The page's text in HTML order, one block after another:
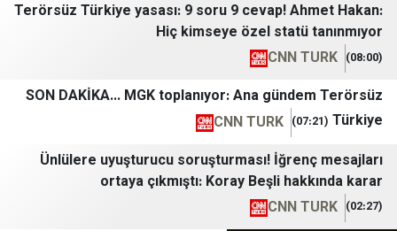
Terörsüz Türkiye yasası: 9 soru 9 cevap!
Hiç kimseye özel statü
CNN
SON DAKİKA... MGK toplanıyor: Ana
CNN TURK
Ünlülere uyuşturucu soruşturması!
ortaya çıkmıştı: Koray Beşli
CNN